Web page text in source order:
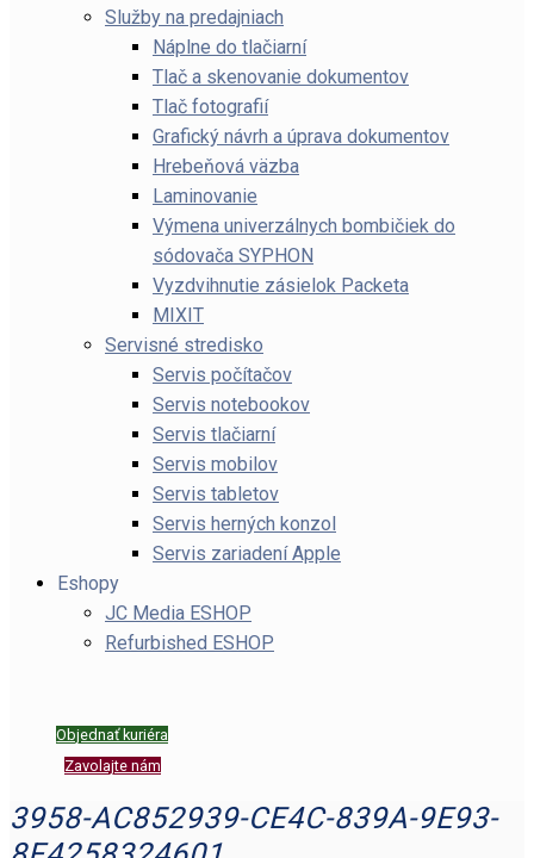
Služby na predajniach
Náplne do tlačiarní
Tlač a skenovanie dokumentov
Tlač fotografií
Grafický návrh a úprava dokumentov
Hrebeňová väzba
Laminovanie
Výmena univerzálnych bombičiek do
sódovača SYPHON
Vyzdvihnutie zásielok Packeta
MIXIT
Servisné stredisko
Servis počítačov
Servis notebookov
Servis tlačiarní
Servis mobilov
Servis tabletov
Servis herných konzol
Servis zariadení Apple
Eshopy
JC Media ESHOP
Refurbished ESHOP
Objednať kuriéra
Zavolajte nám
3958-AC852939-CE4C-839A-9E93-